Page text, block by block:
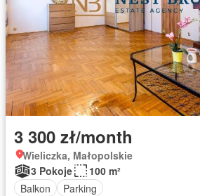
3 300 zł/month
Wieliczka, Małopolskie
3 Pokoje
100 m²
Balkon
Parking